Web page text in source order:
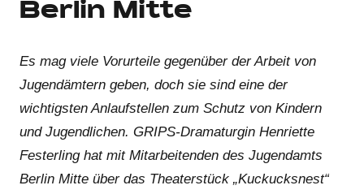
Berlin Mitte
Es mag viele Vorurteile gegenüber der Arbeit von
Jugendämtern geben, doch sie sind eine der
wichtigsten Anlaufstellen zum Schutz von Kindern
und Jugendlichen. GRIPS-Dramaturgin Henriette
Festerling hat mit Mitarbeitenden des Jugendamts
Berlin Mitte über das Theaterstück „Kuckucksnest“